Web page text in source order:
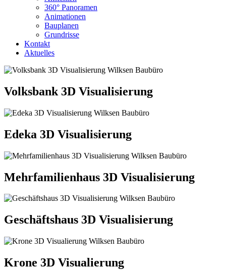
360° Panoramen
Animationen
Bauplanen
Grundrisse
Kontakt
Aktuelles
Volksbank 3D Visualisierung
Edeka 3D Visualisierung
Mehrfamilienhaus 3D Visualisierung
Geschäftshaus 3D Visualisierung
Krone 3D Visualierung